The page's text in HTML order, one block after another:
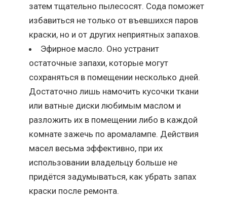
затем тщательно пылесосят. Сода поможет
избавиться не только от въевшихся паров
краски, но и от других неприятных запахов.
Эфирное масло. Оно устранит
остаточные запахи, которые могут
сохраняться в помещении несколько дней.
Достаточно лишь намочить кусочки ткани
или ватные диски любимым маслом и
разложить их в помещении либо в каждой
комнате зажечь по аромалампе. Действия
масел весьма эффективно, при их
использовании владельцу больше не
придётся задумываться, как убрать запах
краски после ремонта.